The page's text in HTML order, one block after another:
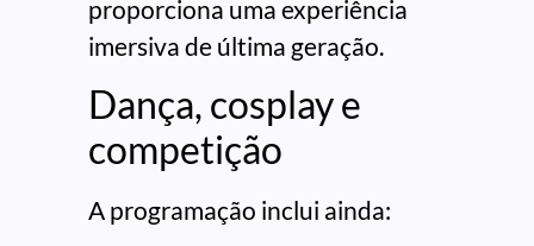
proporciona uma experiência
imersiva de última geração.
Dança, cosplay e
competição
A programação inclui ainda: